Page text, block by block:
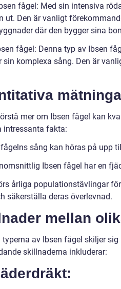
fågel: Med sin intensiva
ut. Den är vanligt
där den bygger sina
fågel: Denna typ av Ibsen
sin komplexa sång. Den är
mer om Ibsen fågel kan
intressanta fakta:
sång kan höras på upp
Ibsen fågel har en
årliga populationstävlingar
säkerställa deras överlevnad.
mellan
typerna av Ibsen fågel skiljer
skillnaderna inkluderar: